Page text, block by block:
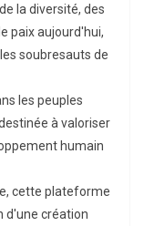
la diversité, des
paix aujourd'hui,
soubresauts de
les peuples
à valoriser
humain
cette plateforme
d'une création